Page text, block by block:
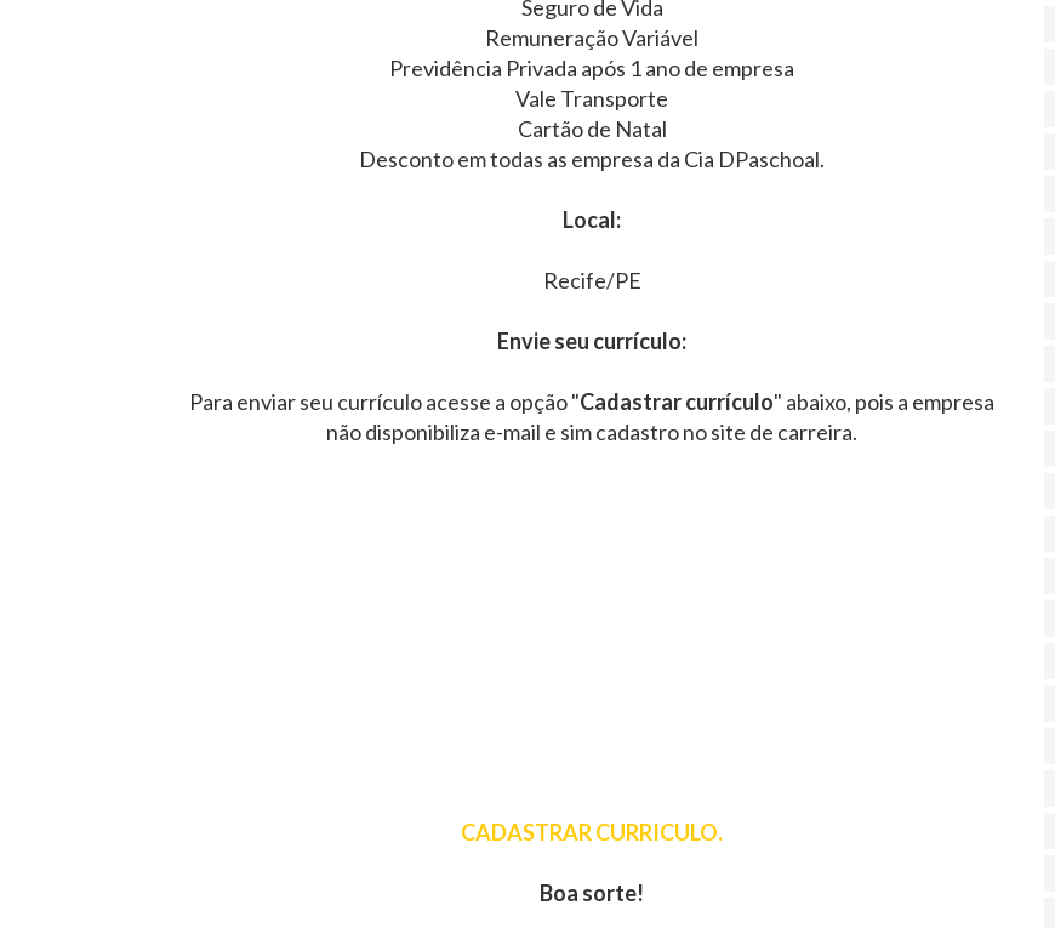
Seguro de Vida
Remuneração Variável
Previdência Privada após 1 ano de empresa
Vale Transporte
Cartão de Natal
Desconto em todas as empresa da Cia DPaschoal.
Local:
Recife/PE
Envie seu currículo:
Para enviar seu currículo acesse a opção "Cadastrar currículo" abaixo, pois a empresa
não disponibiliza e-mail e sim cadastro no site de carreira.
CADASTRAR CURRICULO.
Boa sorte!